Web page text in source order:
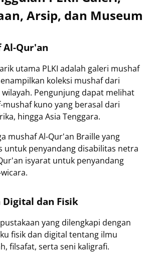
Arsip, dan Museum
Al-Qur'an
utama PLKI adalah galeri mushaf
koleksi mushaf dari
Pengunjung dapat melihat
kuno yang berasal dari
hingga Asia Tenggara.
mushaf Al-Qur'an Braille yang
untuk penyandang disabilitas netra
isyarat untuk penyandang
Digital dan Fisik
yang dilengkapi dengan
fisik dan digital tentang ilmu
filsafat, serta seni kaligrafi.